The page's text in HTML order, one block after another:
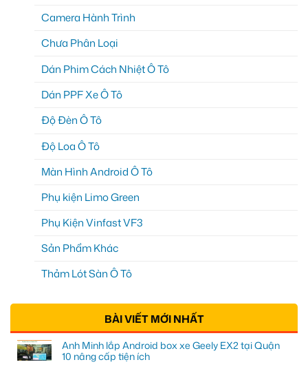
Camera Hành Trình
Chưa Phân Loại
Dán Phim Cách Nhiệt Ô Tô
Dán PPF Xe Ô Tô
Độ Đèn Ô Tô
Độ Loa Ô Tô
Màn Hình Android Ô Tô
Phụ kiện Limo Green
Phụ Kiện Vinfast VF3
Sản Phẩm Khác
Thảm Lót Sàn Ô Tô
BÀI VIẾT MỚI NHẤT
Anh Minh lắp Android box xe Geely EX2 tại Quận
10 nâng cấp tiện ích